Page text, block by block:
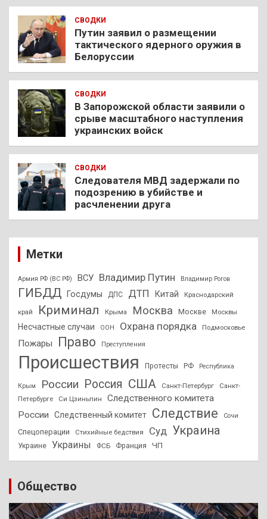
СВОДКИ
Путин заявил о размещении
тактического ядерного оружия в
Белоруссии
СВОДКИ
В Запорожской области заявили о
срыве масштабного наступления
украинских войск
СВОДКИ
Следователя МВД задержали по
подозрению в убийстве и
расчленении друга
Метки
Армия РФ (ВС РФ) ВСУ Владимир Путин Владимир Рогов
ГИБДД Госдумы ДПС ДТП Китай Краснодарский
край Криминал Крыма Москва Москве Москвы
Несчастные случаи ООН Охрана порядка Подмосковье
Пожары Право Преступления
Происшествия Протесты РФ Республика
Крым России Россия США Санкт-Петербург
Санкт-
Петербурге
Си Цзиньпин
Следственного комитета
России
Следственный комитет Следствие Сочи
Спецоперации Стихийные бедствия Суд Украина
Украине Украины ФСБ Франция ЧП
Общество